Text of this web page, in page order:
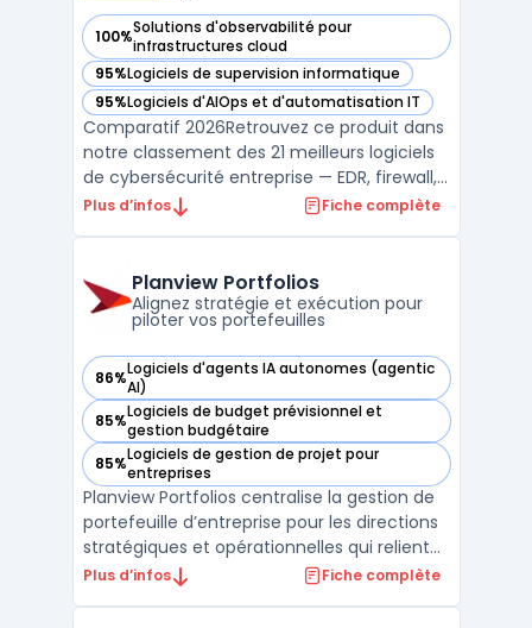
100%Solutions d'observabilité pour
infrastructures cloud
— voir Splunk dans cette catégorie
95%Logiciels de supervision informatique
— voir Splunk dans cette catégorie
95%Logiciels d'AIOps et d'automatisation IT
— voir Splunk dans cette catégorie
Comparatif 2026Retrouvez ce produit dans
notre classement des 21 meilleurs logiciels
de cybersécurité entreprise — EDR, firewall,
SIEM, XDR. ...
Plus d’infos Fiche complète
Planview Portfolios
Alignez stratégie et exécution pour
piloter vos portefeuilles
86%Logiciels d'agents IA autonomes (agentic
AI)
— voir Planview Portfolios dans cette catégorie
85%Logiciels de budget prévisionnel et
gestion budgétaire
— voir Planview Portfolios dans cette catégorie
85%Logiciels de gestion de projet pour
entreprises
— voir Planview Portfolios dans cette catégorie
Planview Portfolios centralise la gestion de
portefeuille d’entreprise pour les directions
stratégiques et opérationnelles qui relient
planification, pilotage financier, ressources
Plus d’infos Fiche complète